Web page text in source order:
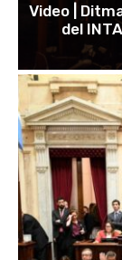
Video |
del